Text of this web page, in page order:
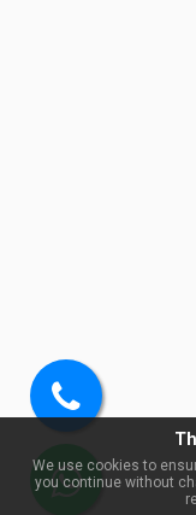
nas
We use cookies to
you continue without